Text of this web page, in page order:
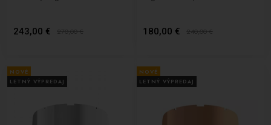
243,00 € 270,00€ 180,00 € 240,00€
NOVÉ
LETNÝ VÝPREDAJ
NOVÉ
LETNÝ VÝPREDAJ